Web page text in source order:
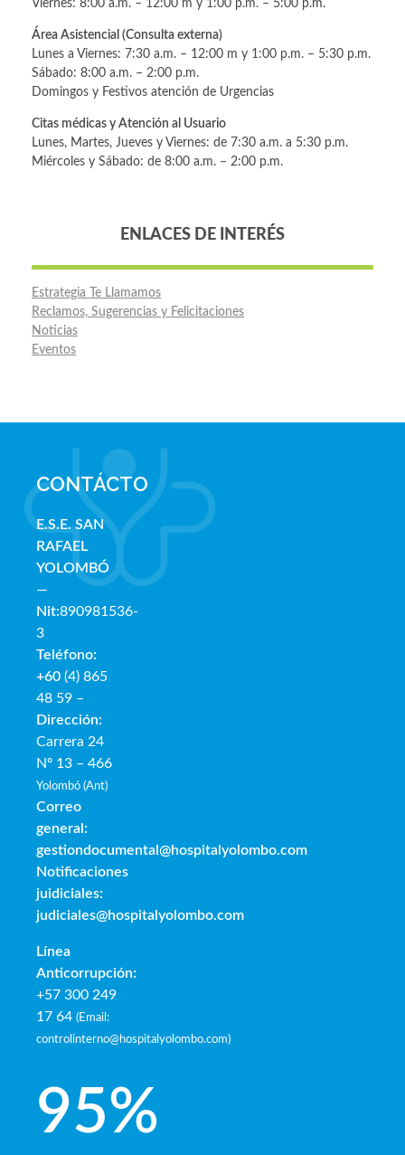
Viernes: 8:00 a.m. – 12:00 m y 1:00 p.m. – 5:00 p.m.
Área Asistencial (Consulta externa)
Lunes a Viernes: 7:30 a.m. – 12:00 m y 1:00 p.m. – 5:30 p.m.
Sábado: 8:00 a.m. – 2:00 p.m.
Domingos y Festivos atención de Urgencias
Citas médicas y Atención al Usuario
Lunes, Martes, Jueves y Viernes: de 7:30 a.m. a 5:30 p.m.
Miércoles y Sábado: de 8:00 a.m. – 2:00 p.m.
ENLACES DE INTERÉS
Estrategia Te Llamamos
Reclamos, Sugerencias y Felicitaciones
Noticias
Eventos
CONTÁCTO
E.S.E. SAN
RAFAEL
YOLOMBÓ
—
Nit:890981536-
3
Teléfono:
+60 (4) 865
48 59 –
Dirección:
Carrera 24
Nº 13 – 466
Yolombó (Ant)
Correo
general:
gestiondocumental@hospitalyolombo.com
Notificaciones
juidiciales:
judiciales@hospitalyolombo.com
Línea
Anticorrupción:
+57 300 249
17 64 (Email:
controlinterno@hospitalyolombo.com)
95%